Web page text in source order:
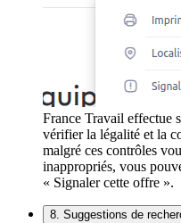
France Travail effectue
vérifier la légalité et la
malgré ces contrôles
inappropriés, vous
« Signaler cette offre ».
8. Suggestions de